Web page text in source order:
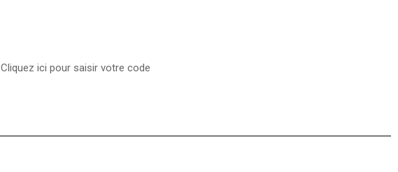
Cliquez ici pour saisir votre code